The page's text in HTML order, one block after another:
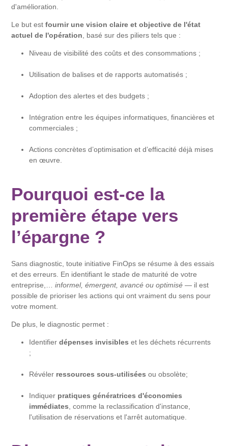
d'amélioration.
Le but estfournir une vision claire et objective de l'état
actuel de l'opération , basé sur des piliers tels que :
Niveau de visibilité des coûts et des consommations ;
Utilisation de balises et de rapports automatisés ;
Adoption des alertes et des budgets ;
Intégration entre les équipes informatiques, financières et
commerciales ;
Actions concrètes d’optimisation et d’efficacité déjà mises
en œuvre.
Pourquoi est-ce la
première étape vers
l’épargne ?
Sans diagnostic, toute initiative FinOps se résume à des essais
et des erreurs. En identifiant le stade de maturité de votre
entreprise,…informel, émergent, avancé ou optimisé — il est
possible de prioriser les actions qui ont vraiment du sens pour
votre moment.
De plus, le diagnostic permet :
Identifierdépenses invisibles et les déchets récurrents
;
Révéler ressources sous-utilisées ou obsolète;
Indiquer pratiques génératrices d'économies
immédiates , comme la reclassification d'instance,
l'utilisation de réservations et l'arrêt automatique.